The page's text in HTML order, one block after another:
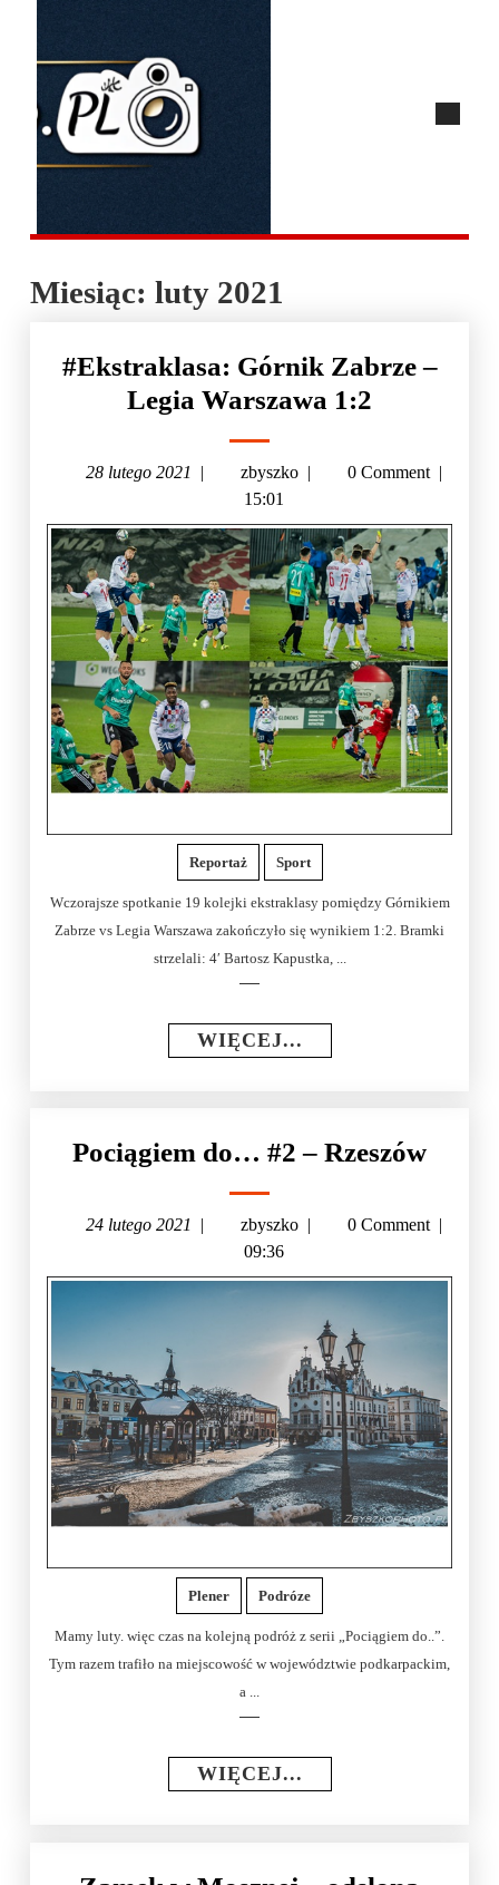
Miesiąc: luty 2021
#Ekstraklasa: Górnik Zabrze –
Legia Warszawa 1:2
28 lutego 2021 | zbyszko | 0 Comment |
15:01
Reportaż Sport
Wczorajsze spotkanie 19 kolejki ekstraklasy pomiędzy Górnikiem
Zabrze vs Legia Warszawa zakończyło się wynikiem 1:2. Bramki
strzelali: 4′ Bartosz Kapustka, ...
WIĘCEJ...
Pociągiem do… #2 – Rzeszów
24 lutego 2021 | zbyszko | 0 Comment |
09:36
Plener Podróze
Mamy luty. więc czas na kolejną podróż z serii „Pociągiem do..”.
Tym razem trafiło na miejscowość w województwie podkarpackim,
a ...
WIĘCEJ...